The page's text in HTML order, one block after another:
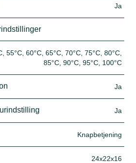
Ja
55°C, 60°C, 65°C, 70°C, 75°C, 80°C,
85°C, 90°C, 95°C, 100°C
Ja
Ja
Knapbetjening
24x22x16